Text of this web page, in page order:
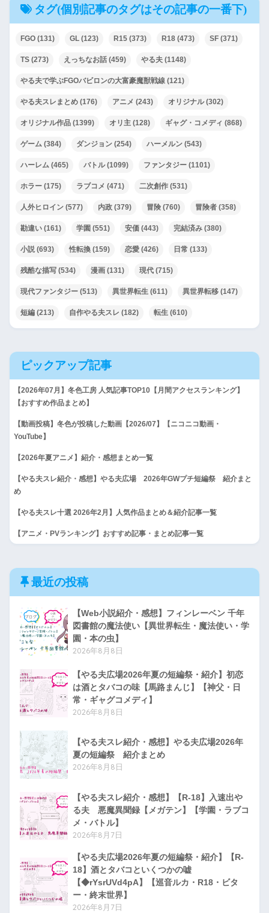
タグ(個別記事のタグはその記事の一番下)
FGO (131) GL (123) R15 (373) R18 (473) SF (371)
TS (273) えっちなお話 (459) やる夫 (1148)
やる夫で学ぶFGOバビロンの大富豪魔獣戦線 (121)
やる夫スレまとめ (176) アニメ (243) オリジナル(302)
オリジナル作品 (1399) オリ主 (128) ギャグ・コメディ (868)
ゲーム (384) ダンジョン (254) ハーメルン (543)
ハーレム (465) バトル(1099) ファンタジー (1101)
ホラー (175) ラブコメ (471) 二次創作 (531)
人外ヒロイン (577) 内政 (379) 冒険 (760) 冒険者 (358)
勘違い (161) 学園 (551) 安価 (443) 完結済み (380)
小説(693) 性転換 (159) 恋愛 (426) 日常 (133)
残酷な描写 (534) 漫画 (131) 現代 (715)
現代ファンタジー (513) 異世界転生 (611) 異世界転移 (147)
短編 (213) 自作やる夫スレ (182) 転生 (610)
ピックアップ記事
【2026年07月】冬色工房 人気記事TOP10【月間アクセスランキング】
【おすすめ作品まとめ】
【動画投稿】冬色が投稿した動画【2026/07】【ニコニコ動画・
YouTube】
【2026年夏アニメ】紹介・感想まとめ一覧
【やる夫スレ紹介・感想】やる夫広場 2026年GWプチ短編祭 紹介まと
め
【やる夫スレ十選 2026年2月】人気作品まとめ＆紹介記事一覧
【アニメ・PVランキング】おすすめ記事・まとめ記事一覧
最近の投稿
【Web小説紹介・感想】フィンレーベン 千年
図書館の魔法使い【異世界転生・魔法使い・学
園・本の虫】
2026年8月8日
【やる夫広場2026年夏の短編祭・紹介】初恋
は酒とタバコの味【馬路まんじ】【神父・日
常・ギャグコメディ】
2026年8月8日
【やる夫スレ紹介・感想】やる夫広場2026年
夏の短編祭 紹介まとめ
2026年8月8日
【やる夫スレ紹介・感想】【R-18】入速出や
る夫 悪魔異聞録【メガテン】【学園・ラブコ
メ・バトル】
2026年8月7日
【やる夫広場2026年夏の短編祭・紹介】【R-
18】酒とタバコといくつかの嘘
【◆rYsrUVd4pA】【巡音ルカ・R18・ビタ
ー・終末世界】
2026年8月7日